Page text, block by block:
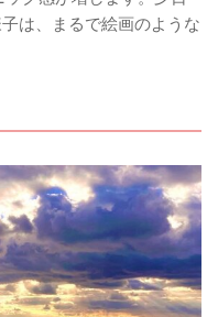
は、まるで絵画のような